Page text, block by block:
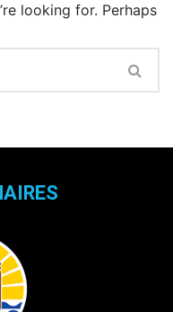
looking for. Perhaps